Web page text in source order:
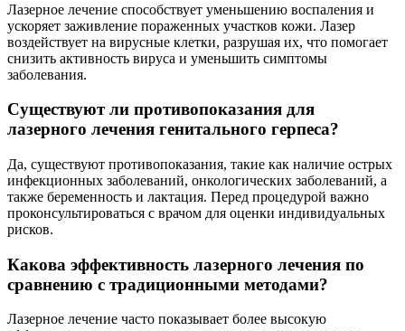
Лазерное лечение способствует уменьшению воспаления и
ускоряет заживление пораженных участков кожи. Лазер
воздействует на вирусные клетки, разрушая их, что помогает
снизить активность вируса и уменьшить симптомы
заболевания.
Существуют ли противопоказания для
лазерного лечения генитального герпеса?
Да, существуют противопоказания, такие как наличие острых
инфекционных заболеваний, онкологических заболеваний, а
также беременность и лактация. Перед процедурой важно
проконсультироваться с врачом для оценки индивидуальных
рисков.
Какова эффективность лазерного лечения по
сравнению с традиционными методами?
Лазерное лечение часто показывает более высокую